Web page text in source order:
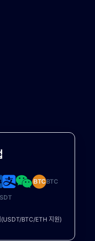
BTCBTC
(USDT/BTC/ETH 지원)